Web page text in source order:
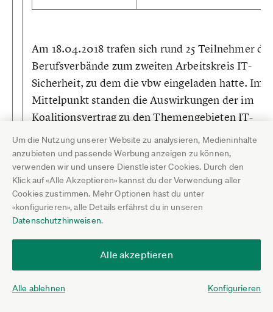
Um die Nutzung unserer Website zu analysieren, Medieninhalte
anzubieten und passende Werbung anzeigen zu können,
verwenden wir und unsere Dienstleister Cookies. Durch den
Klick auf «Alle Akzeptieren» kannst du der Verwendung aller
Cookies zustimmen. Mehr Optionen hast du unter
«konfigurieren», alle Details erfährst du in unseren
Datenschutzhinweisen.
Alle akzeptieren
Alle ablehnen Konfigurieren
Am 18.04.2018 trafen sich rund 25 Teilnehmer
Berufsverbände zum zweiten Arbeitskreis IT-
Sicherheit, zu dem die vbw eingeladen hatte. Im
Mittelpunkt standen die Auswirkungen der im
Koalitionsvertrag zu den Themengebieten IT-
Sicherheit, Cybersecurity und Datenschutz
vereinbarten Maßnahmen. Besonders die
Befugnisse des Bundesamts für Sicherheit in der
Informationstechnik (BSI) und Meldepflichten
Unternehmen sowie die Einführung von
Zertifizierungen spielten eine Rolle. Andreas
vertrat den VGSD und berichtet über die